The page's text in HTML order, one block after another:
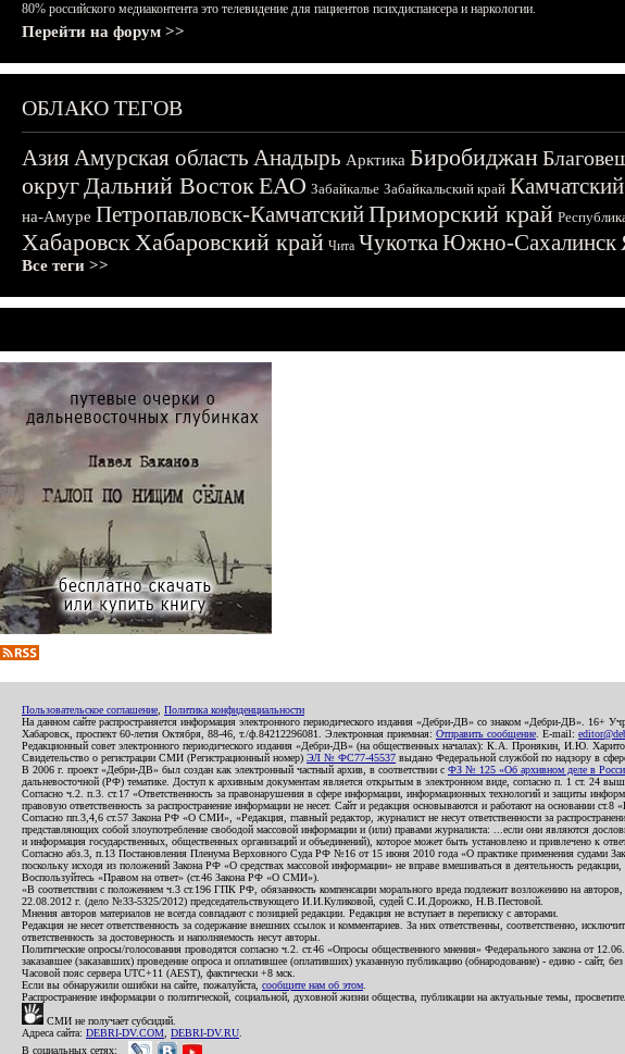
80% российского медиаконтента это телевидение для пациентов психдиспансера и наркологии.
Перейти на форум >>
ОБЛАКО ТЕГОВ
АзияАмурская область Анадырь Арктика Биробиджан
округДальний ВостокЕАО Забайкалье Забайкальский край
на-Амуре Петропавловск-КамчатскийПриморский край
ХабаровскХабаровский край Чита ЧукоткаЮжно-Сахалинск
Все теги >>
Пользовательское соглашение Политика конфиденциальности
На данном сайте распространяется информация электронного периодического издания «Дебри-ДВ» со знаком «Дебри-ДВ».
Хабаровск, проспект 60-летия Октября, 88-46, т./ф.84212296081. Электронная приемная: Отправить сообщение . E-mail:
Редакционный совет электронного периодического издания «Дебри-ДВ» (на общественных началах): К.А. Пронякин,
Свидетельство о регистрации СМИ (Регистрационный номер) ЭЛ № ФС77-45537 выдано Федеральной службой по надзору в
В 2006 г. проект «Дебри-ДВ» был создан как электронный частный архив, в соответствии с ФЗ № 125 «Об архивном деле в
дальневосточной (РФ) тематике. Доступ к архивным документам является открытым в электронном виде, согласно п. 1 ст. 24
Согласно ч.2. п.3. ст.17 «Ответственность за правонарушения в сфере информации, информационных технологий и защиты
правовую ответственность за распространение информации не несет. Сайт и редакция основываются и работают на основании
Согласно пп.3,4,6 ст.57 Закона РФ «О СМИ», «Редакция, главный редактор, журналист не несут ответственности за
представляющих собой злоупотребление свободой массовой информации и (или) правами журналиста: ...если они являются
и информация государственных, общественных организаций и объединений), которое может быть установлено и привлечено к
Согласно абз.3, п.13 Постановления Пленума Верховного Суда РФ №16 от 15 июня 2010 года «О практике применения судами
поскольку исходя из положений Закона РФ «О средствах массовой информации» не вправе вмешиваться в деятельность
Воспользуйтесь «Правом на ответ» (ст.46 Закона РФ «О СМИ»).
«В соответствии с положением ч.3 ст.196 ГПК РФ, обязанность компенсации морального вреда подлежит возложению на
22.08.2012 г. (дело №33-5325/2012) председательствующего И.И.Куликовой, судей С.И.Дорожко, Н.В.Пестовой.
Мнения авторов материалов не всегда совпадают с позицией редакции. Редакция не вступает в переписку с авторами.
Редакция не несет ответственность за содержание внешних ссылок и комментариев. За них ответственны, соответственно,
ответственность за достоверность и наполняемость несут авторы.
Политические опросы/голосования проводятся согласно ч.2. ст.46 «Опросы общественного мнения» Федерального закона от
заказавшее (заказавших) проведение опроса и оплатившее (оплативших) указанную публикацию (обнародование) - едино - сайт, без
Часовой пояс сервера UTC+11 (AEST), фактически +8 мск.
Если вы обнаружили ошибки на сайте, пожалуйста, сообщите нам об этом
Распространение информации о политической, социальной, духовной жизни общества, публикации на актуальные темы,
СМИ не получает субсидий.
Адреса сайта: DEBRI-DV.COM DEBRI-DV.RU
В социальных сетях: